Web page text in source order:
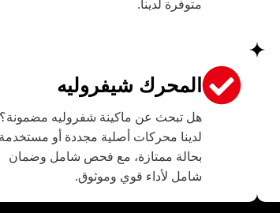
متوفرة لدينا.
المحرك شيفروليه
هل تبحث عن ماكينة شفروليه مضمونة؟
لدينا محركات أصلية مجددة أو مستخدمة
بحالة ممتازة، مع فحص شامل وضمان
شامل لأداء قوي وموثوق.